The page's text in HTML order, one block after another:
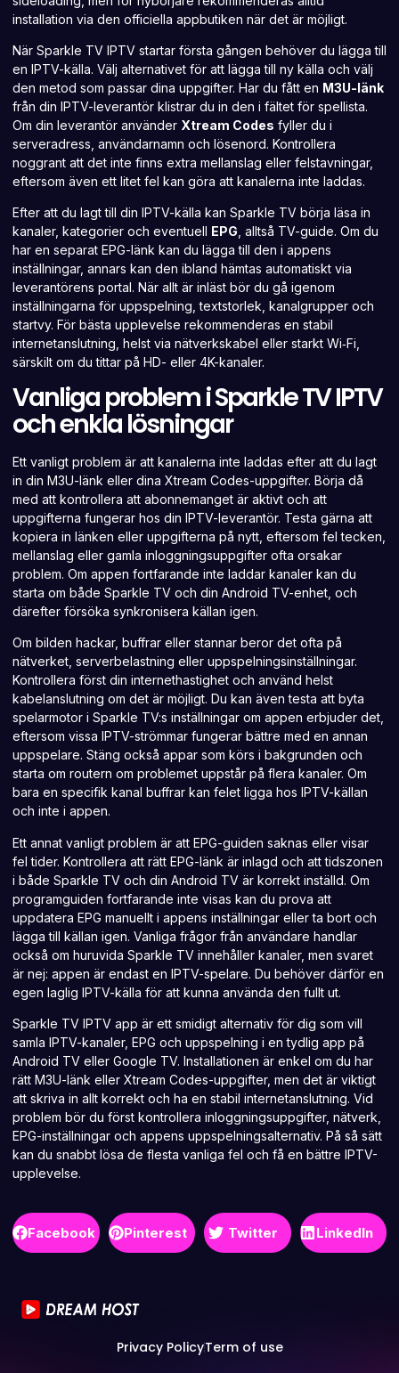
installation via den officiella appbutiken när det är möjligt.
När Sparkle TV IPTV startar första gången behöver du lägga till
en IPTV-källa. Välj alternativet för att lägga till ny källa och välj
den metod som passar dina uppgifter. Har du fått en M3U-länk
från din IPTV-leverantör klistrar du in den i fältet för spellista.
Om din leverantör använder Xtream Codes fyller du i
serveradress, användarnamn och lösenord. Kontrollera
noggrant att det inte finns extra mellanslag eller felstavningar,
eftersom även ett litet fel kan göra att kanalerna inte laddas.
Efter att du lagt till din IPTV-källa kan Sparkle TV börja läsa in
kanaler, kategorier och eventuell EPG, alltså TV-guide. Om du
har en separat EPG-länk kan du lägga till den i appens
inställningar, annars kan den ibland hämtas automatiskt via
leverantörens portal. När allt är inläst bör du gå igenom
inställningarna för uppspelning, textstorlek, kanalgrupper och
startvy. För bästa upplevelse rekommenderas en stabil
internetanslutning, helst via nätverkskabel eller starkt Wi‑Fi,
särskilt om du tittar på HD- eller 4K-kanaler.
Vanliga problem i Sparkle TV IPTV
och enkla lösningar
Ett vanligt problem är att kanalerna inte laddas efter att du lagt
in din M3U-länk eller dina Xtream Codes-uppgifter. Börja då
med att kontrollera att abonnemanget är aktivt och att
uppgifterna fungerar hos din IPTV-leverantör. Testa gärna att
kopiera in länken eller uppgifterna på nytt, eftersom fel tecken,
mellanslag eller gamla inloggningsuppgifter ofta orsakar
problem. Om appen fortfarande inte laddar kanaler kan du
starta om både Sparkle TV och din Android TV-enhet, och
därefter försöka synkronisera källan igen.
Om bilden hackar, buffrar eller stannar beror det ofta på
nätverket, serverbelastning eller uppspelningsinställningar.
Kontrollera först din internethastighet och använd helst
kabelanslutning om det är möjligt. Du kan även testa att byta
spelarmotor i Sparkle TV:s inställningar om appen erbjuder det,
eftersom vissa IPTV-strömmar fungerar bättre med en annan
uppspelare. Stäng också appar som körs i bakgrunden och
starta om routern om problemet uppstår på flera kanaler. Om
bara en specifik kanal buffrar kan felet ligga hos IPTV-källan
och inte i appen.
Ett annat vanligt problem är att EPG-guiden saknas eller visar
fel tider. Kontrollera att rätt EPG-länk är inlagd och att tidszonen
i både Sparkle TV och din Android TV är korrekt inställd. Om
programguiden fortfarande inte visas kan du prova att
uppdatera EPG manuellt i appens inställningar eller ta bort och
lägga till källan igen. Vanliga frågor från användare handlar
också om huruvida Sparkle TV innehåller kanaler, men svaret
är nej: appen är endast en IPTV-spelare. Du behöver därför en
egen laglig IPTV-källa för att kunna använda den fullt ut.
Sparkle TV IPTV app är ett smidigt alternativ för dig som vill
samla IPTV-kanaler, EPG och uppspelning i en tydlig app på
Android TV eller Google TV. Installationen är enkel om du har
rätt M3U-länk eller Xtream Codes-uppgifter, men det är viktigt
att skriva in allt korrekt och ha en stabil internetanslutning. Vid
problem bör du först kontrollera inloggningsuppgifter, nätverk,
EPG-inställningar och appens uppspelningsalternativ. På så sätt
kan du snabbt lösa de flesta vanliga fel och få en bättre IPTV-
upplevelse.
Facebook Pinterest Twitter LinkedIn
Privacy PolicyTerm of use